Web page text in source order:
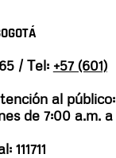
/ Tel: +57 (601)
al público:
de 7:00 a.m. a
111711